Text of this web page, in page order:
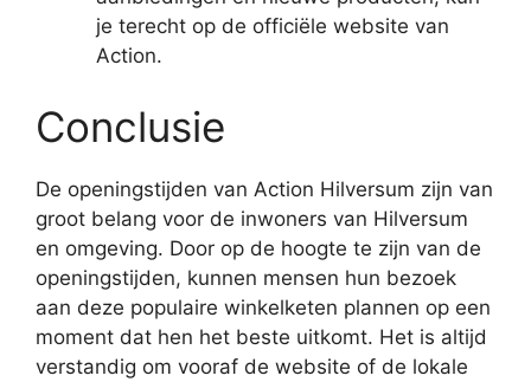
je terecht op de officiële website van
Action.
Conclusie
De openingstijden van Action Hilversum zijn van
groot belang voor de inwoners van Hilversum
en omgeving. Door op de hoogte te zijn van de
openingstijden, kunnen mensen hun bezoek
aan deze populaire winkelketen plannen op een
moment dat hen het beste uitkomt. Het is altijd
verstandig om vooraf de website of de lokale